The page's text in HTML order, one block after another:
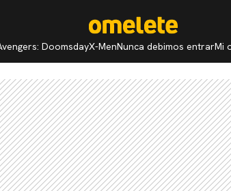
DoomsdayX-MenNunca debimos entrarMi